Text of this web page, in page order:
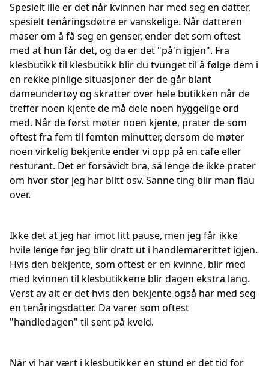
Spesielt ille er det når kvinnen har med seg en datter,
spesielt tenåringsdøtre er vanskelige. Når datteren
maser om å få seg en genser, ender det som oftest
med at hun får det, og da er det "på'n igjen". Fra
klesbutikk til klesbutikk blir du tvunget til å følge dem i
en rekke pinlige situasjoner der de går blant
dameundertøy og skratter over hele butikken når de
treffer noen kjente de må dele noen hyggelige ord
med. Når de først møter noen kjente, prater de som
oftest fra fem til femten minutter, dersom de møter
noen virkelig bekjente ender vi opp på en cafe eller
resturant. Det er forsåvidt bra, så lenge de ikke prater
om hvor stor jeg har blitt osv. Sanne ting blir man flau
over.
Ikke det at jeg har imot litt pause, men jeg får ikke
hvile lenge før jeg blir dratt ut i handlemarerittet igjen.
Hvis den bekjente, som oftest er en kvinne, blir med
med kvinnen til klesbutikkene blir dagen ekstra lang.
Verst av alt er det hvis den bekjente også har med seg
en tenåringsdatter. Da varer som oftest
"handledagen" til sent på kveld.
Når vi har vært i klesbutikker en stund er det tid for